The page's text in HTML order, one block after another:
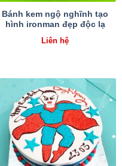
Bánh kem ngộ nghĩnh tạo
hình ironman đẹp độc lạ
Liên hệ